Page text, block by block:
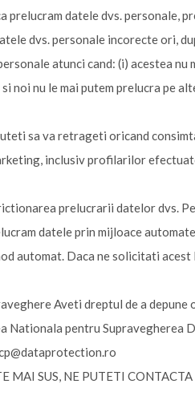
prelucram datele dvs. personale,
dvs. personale incorecte ori,
atunci cand: (i) acestea nu
noi nu le mai putem prelucra pe
sa va retrageti oricand
inclusiv profilarilor
prelucrarii datelor dvs.
datele prin mijloace
automat. Daca ne solicitati
Aveti dreptul de a
pentru Supravegherea
MAI SUS, NE PUTETI